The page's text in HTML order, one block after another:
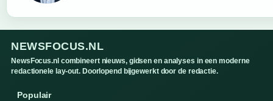
NEWSFOCUS.NL
NewsFocus.nl combineert nieuws, gidsen en analyses in een moderne
redactionele lay-out. Doorlopend bijgewerkt door de redactie.
Populair